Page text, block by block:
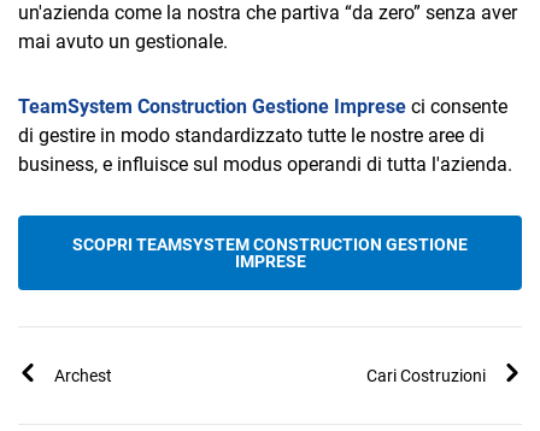
un'azienda come la nostra che partiva “da zero” senza aver
mai avuto un gestionale.
TeamSystem Construction Gestione Imprese ci consente
di gestire in modo standardizzato tutte le nostre aree di
business, e influisce sul modus operandi di tutta l'azienda.
SCOPRI TEAMSYSTEM CONSTRUCTION GESTIONE
IMPRESE
Archest Cari Costruzioni